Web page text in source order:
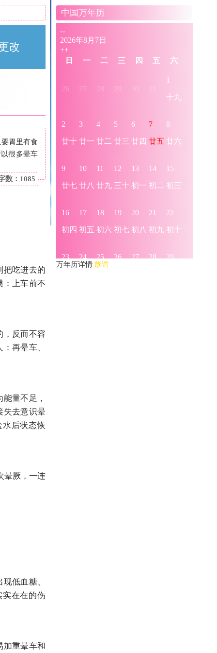
改
胃里有食
很多晕车
数：1085
把吃进去的
：上车前不
，反而不容
再晕车、
量不足，
失去意识晕
后状态恢
晕厥，一连
低血糖、
实在在的伤
加重晕车和
中国万年历
万年历详情 族谱